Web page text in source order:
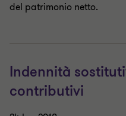
del patrimonio netto.
Indennità
contributivi